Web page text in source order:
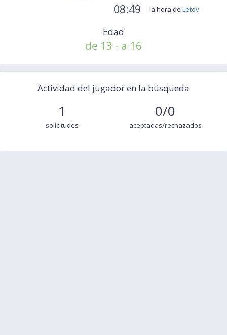
08:49 la hora de Letov
Edad
de 13 - a 16
Actividad del jugador en la búsqueda
1
solicitudes
0/0
aceptadas/rechazados